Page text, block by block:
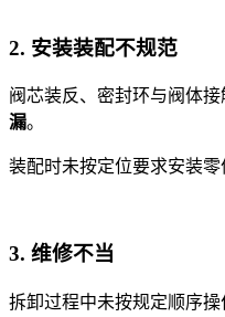
2. 安装装配不规范
阀芯装反、密封环与阀体
漏。
装配时未按定位要求安装零
3. 维修不当
拆卸过程中未按规定顺序